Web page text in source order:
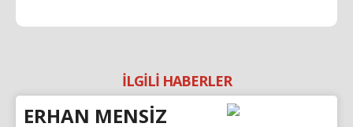
İLGİLİ HABERLER
ERHAN MENSİZ